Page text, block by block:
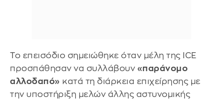
Το επεισόδιο σημειώθηκε όταν μέλη της ICE
προσπάθησαν να συλλάβουν «παράνομο
αλλοδαπό» κατά τη διάρκεια επιχείρησης με
την υποστήριξη μελών άλλης αστυνομικής